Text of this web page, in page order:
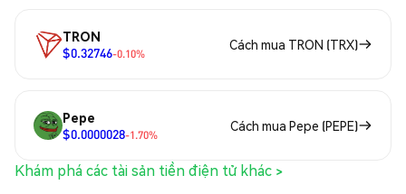
TRON
$0.32746-0.10%
Cách mua TRON (TRX)
Pepe
$0.0000028-1.70%
Cách mua Pepe (PEPE)
Khám phá các tài sản tiền điện tử khác >